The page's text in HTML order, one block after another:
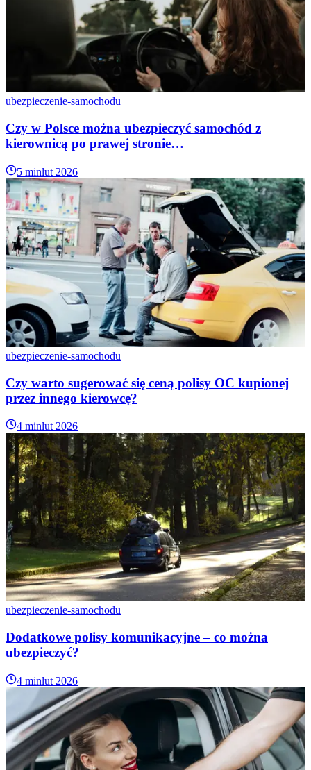
ubezpieczenie-samochodu
Czy w Polsce można ubezpieczyć samochód z
kierownicą po prawej stronie…
5 minlut 2026
ubezpieczenie-samochodu
Czy warto sugerować się ceną polisy OC kupionej
przez innego kierowcę?
4 minlut 2026
ubezpieczenie-samochodu
Dodatkowe polisy komunikacyjne – co można
ubezpieczyć?
4 minlut 2026